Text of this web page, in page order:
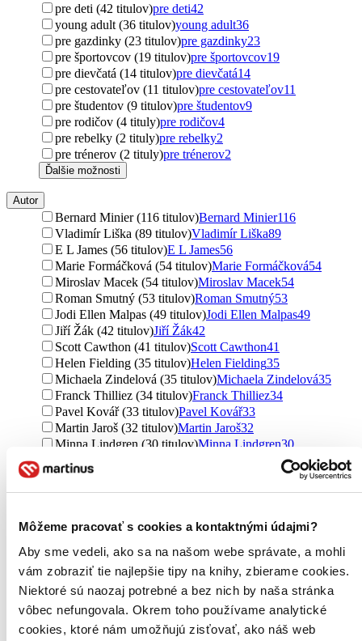
Môžeme pracovať s cookies a kontaktnými údajmi?
Aby sme vedeli, ako sa na našom webe správate, a mohli
vám zobraziť tie najlepšie tipy na knihy, zbierame cookies.
Niektoré sú naozaj potrebné a bez nich by naša stránka
vôbec nefungovala. Okrem toho používame analytické
cookies, ktoré nám umožňujú zisťovať, ako náš web
pre deti (42 titulov)pre deti42
young adult (36 titulov)young adult36
pre gazdinky (23 titulov)pre gazdinky23
pre športovcov (19 titulov)pre športovcov19
pre dievčatá (14 titulov)pre dievčatá14
pre cestovateľov (11 titulov)pre cestovateľov11
pre študentov (9 titulov)pre študentov9
pre rodičov (4 tituly)pre rodičov4
pre rebelky (2 tituly)pre rebelky2
pre trénerov (2 tituly)pre trénerov2
Ďalšie možnosti
Autor
Bernard Minier (116 titulov)Bernard Minier116
Vladimír Liška (89 titulov)Vladimír Liška89
E L James (56 titulov)E L James56
Marie Formáčková (54 titulov)Marie Formáčková54
Miroslav Macek (54 titulov)Miroslav Macek54
Roman Smutný (53 titulov)Roman Smutný53
Jodi Ellen Malpas (49 titulov)Jodi Ellen Malpas49
Jiří Žák (42 titulov)Jiří Žák42
Scott Cawthon (41 titulov)Scott Cawthon41
Helen Fielding (35 titulov)Helen Fielding35
Michaela Zindelová (35 titulov)Michaela Zindelová35
Franck Thilliez (34 titulov)Franck Thilliez34
Pavel Kovář (33 titulov)Pavel Kovář33
Martin Jaroš (32 titulov)Martin Jaroš32
Minna Lindgren (30 titulov)Minna Lindgren30
Tom Oldfield (29 titulov)
Sylvain Reynard (27 titulov)
Sylvain Reynard27
Matt Oldfield (27 titulov)Matt Oldfield27
Jaromír Slušný (23 titulov)Jaromír Slušný23
Petra Zhřívalová (23 titulov)Petra Zhřívalová23
Zdeněk Pavlis (21 titulov) Zdeněk Pavlis21
Miloslav Švandrlík (20 titulov) Miloslav Švandrlík20
Aleš Česal (20 titulov)Aleš Česal20
Dot Hutchison (19 titulov)
Dot Hutchison
Kateřina Karolová (19 titulov) Kateřina Karolová 19